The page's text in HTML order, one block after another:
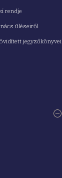
rendje
üléseiről
jegyzőkönyvei